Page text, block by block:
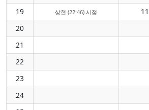
19 상현 (22:46) 시점
20
21
22
23
24